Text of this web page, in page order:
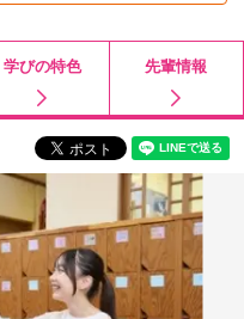
学びの特色 先輩情報